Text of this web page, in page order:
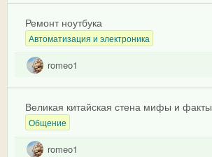
Ремонт ноутбука
Автоматизация и электроника
romeo1
Великая китайская стена мифы и факты
Общение
romeo1